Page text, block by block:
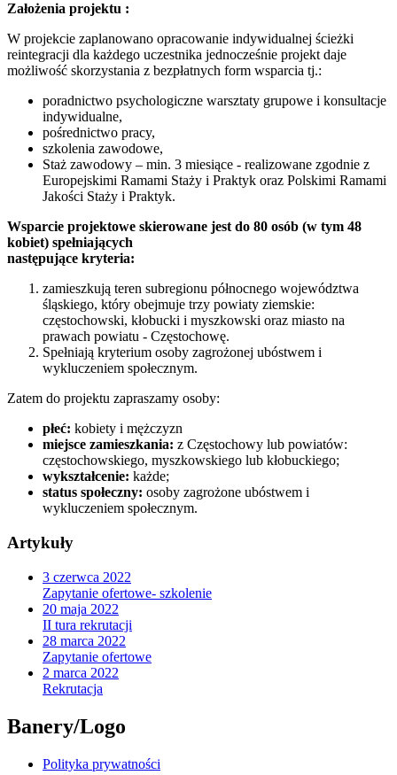
Założenia projektu :
W projekcie zaplanowano opracowanie indywidualnej ścieżki
reintegracji dla każdego uczestnika jednocześnie projekt daje
możliwość skorzystania z bezpłatnych form wsparcia tj.:
poradnictwo psychologiczne warsztaty grupowe i konsultacje
indywidualne,
pośrednictwo pracy,
szkolenia zawodowe,
Staż zawodowy – min. 3 miesiące - realizowane zgodnie z
Europejskimi Ramami Staży i Praktyk oraz Polskimi Ramami
Jakości Staży i Praktyk.
Wsparcie projektowe skierowane jest do 80 osób (w tym 48
kobiet) spełniających
następujące kryteria:
zamieszkują teren subregionu północnego województwa
śląskiego, który obejmuje trzy powiaty ziemskie:
częstochowski, kłobucki i myszkowski oraz miasto na
prawach powiatu - Częstochowę.
Spełniają kryterium osoby zagrożonej ubóstwem i
wykluczeniem społecznym.
Zatem do projektu zapraszamy osoby:
płeć: kobiety i mężczyzn
miejsce zamieszkania: z Częstochowy lub powiatów:
częstochowskiego, myszkowskiego lub kłobuckiego;
wykształcenie: każde;
status społeczny: osoby zagrożone ubóstwem i
wykluczeniem społecznym.
Artykuły
3 czerwca 2022
Zapytanie ofertowe- szkolenie
20 maja 2022
II tura rekrutacji
28 marca 2022
Zapytanie ofertowe
2 marca 2022
Rekrutacja
Banery/Logo
Polityka prywatności